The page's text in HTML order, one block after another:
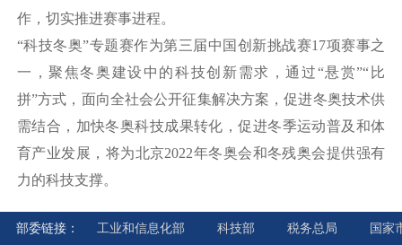
作，切实推进赛事进程。
“科技冬奥”专题赛作为第三届中国创新挑战赛17项赛事之
一，聚焦冬奥建设中的科技创新需求，通过“悬赏”“比
拼”方式，面向全社会公开征集解决方案，促进冬奥技术供
需结合，加快冬奥科技成果转化，促进冬季运动普及和体
育产业发展， 将为北京2022年冬奥会和冬残奥会提供强有
力的科技支撑。
部委链接： 工业和信息化部 科技部 税务总局 国家